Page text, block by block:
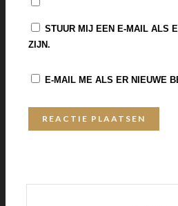
STUUR MIJ EEN E-MAIL ALS
ZIJN.
E-MAIL ME ALS ER NIEUWE